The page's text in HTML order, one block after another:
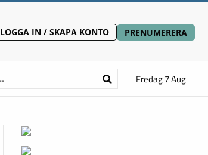
LOGGA IN / SKAPA KONTO PRENUMERERA
Fredag 7 Aug